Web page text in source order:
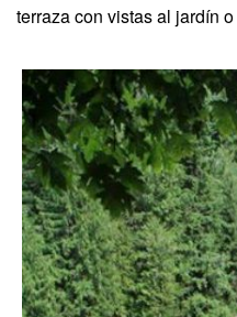
terraza con vistas al jardín o